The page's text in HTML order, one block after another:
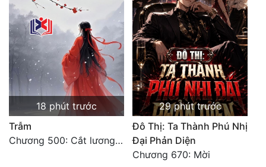
18 phút trước
Trẫm
Chương 500: Cắt lương thực là có thể thu hồi Macao (1)
29 phút trước
Đô Thị: Ta Thành Phú Nhị
Đại Phản Diện
Chương 670: Mời